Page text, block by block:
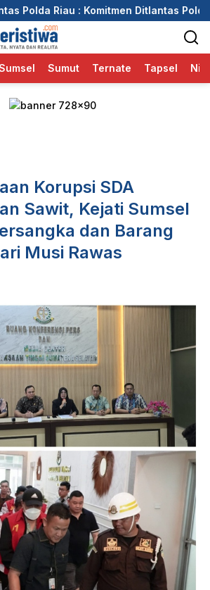
Ditlantas Polda Riau Dalam Berikan
Sumut Ternate Tapsel
Korupsi SDA
Sawit, Kejati Sumsel
dan Barang
Musi Rawas